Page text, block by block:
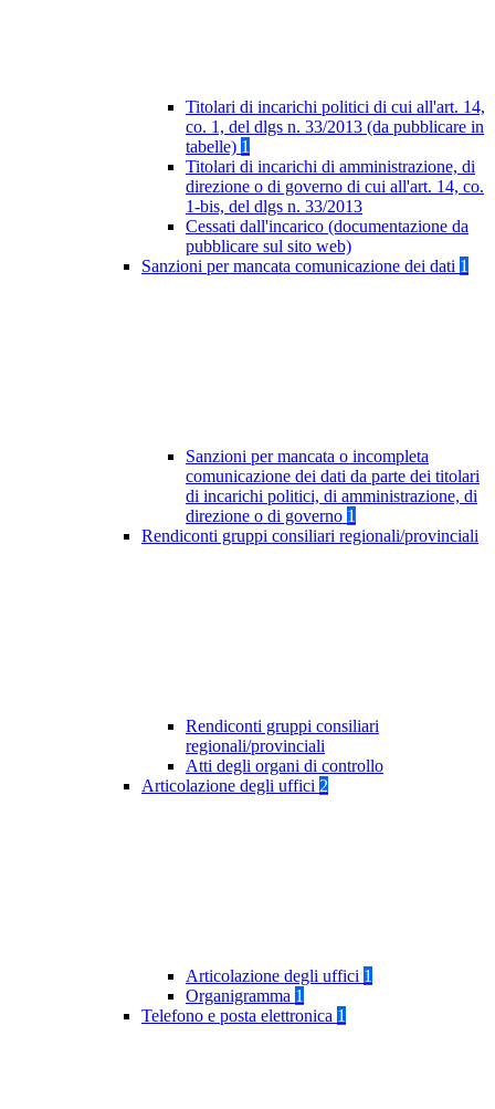
Titolari di incarichi politici di cui all'art. 14,
co. 1, del dlgs n. 33/2013 (da pubblicare in
tabelle) 1
Titolari di incarichi di amministrazione, di
direzione o di governo di cui all'art. 14, co.
1-bis, del dlgs n. 33/2013
Cessati dall'incarico (documentazione da
pubblicare sul sito web)
Sanzioni per mancata comunicazione dei dati 1
Sanzioni per mancata o incompleta
comunicazione dei dati da parte dei titolari
di incarichi politici, di amministrazione, di
direzione o di governo 1
Rendiconti gruppi consiliari regionali/provinciali
Rendiconti gruppi consiliari
regionali/provinciali
Atti degli organi di controllo
Articolazione degli uffici 2
Articolazione degli uffici 1
Organigramma 1
Telefono e posta elettronica 1